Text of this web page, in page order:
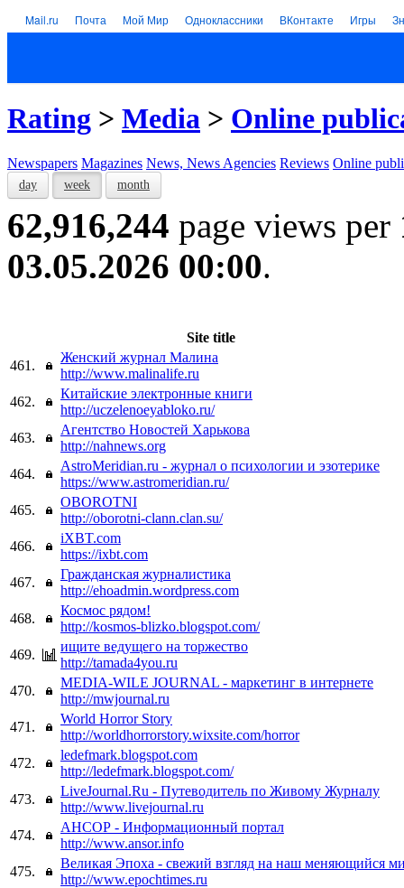
Mail.ru Почта Мой Мир Одноклассники ВКонтакте Игры
Rating > Media > Online
Newspapers Magazines News, News Agencies Reviews Online
day week month
62,916,244 page views per
03.05.2026 00:00.
Site title
461.
Женский журнал Малина
http://www.malinalife.ru
462.
Китайские электронные книги
http://uczelenoeyabloko.ru/
463.
Агентство Новостей Харькова
http://nahnews.org
464.
AstroMeridian.ru - журнал о психологии и эзотерике
https://www.astromeridian.ru/
465.
OBOROTNI
http://oborotni-clann.clan.su/
466.
iXBT.com
https://ixbt.com
467.
Гражданская журналистика
http://ehoadmin.wordpress.com
468.
Космос рядом!
http://kosmos-blizko.blogspot.com/
469.
ищите ведущего на торжество
http://tamada4you.ru
470.
MEDIA-WILE JOURNAL - маркетинг в интернете
http://mwjournal.ru
471.
World Horror Story
http://worldhorrorstory.wixsite.com/horror
472.
ledefmark.blogspot.com
http://ledefmark.blogspot.com/
473.
LiveJournal.Ru - Путеводитель по Живому Журналу
http://www.livejournal.ru
474.
АНСОР - Информационный портал
http://www.ansor.info
475.
Великая Эпоха - свежий взгляд на наш меняющийся
http://www.epochtimes.ru